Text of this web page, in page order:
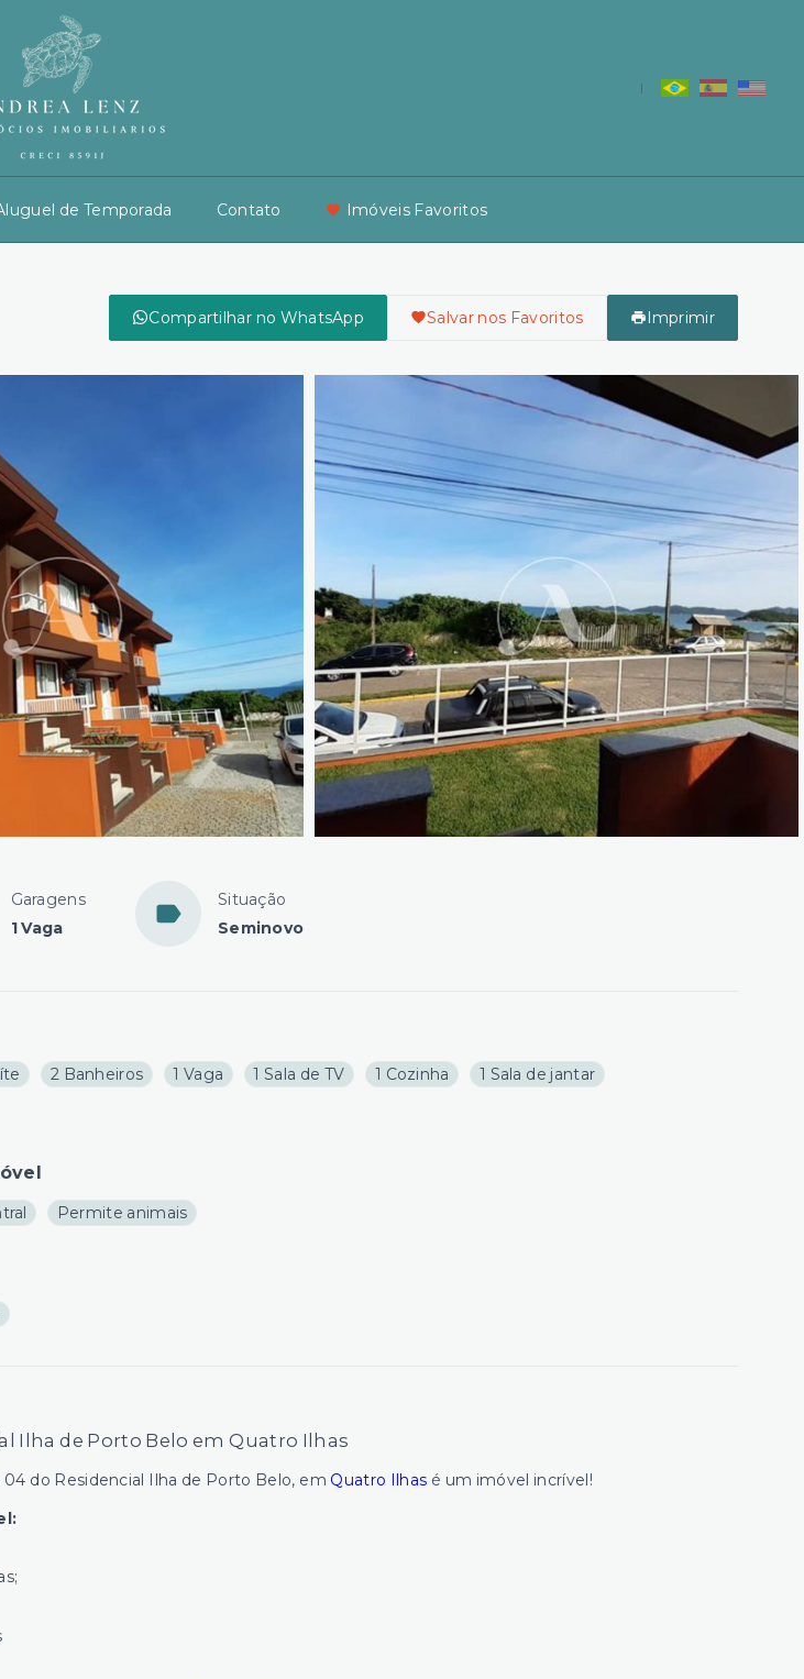
de Temporada Contato Imóveis Favoritos
Compartilhar no WhatsApp Salvar nos Favoritos Imprimir
Garagens
1 Vaga
Situação
Seminovo
2 Banheiros 1 Vaga 1 Sala de TV 1 Cozinha
1 Sala de jantar
Permite animais
Ilha de Porto Belo em Quatro Ilhas
do Residencial Ilha de Porto Belo, em Quatro Ilhas é um imóvel incrível!